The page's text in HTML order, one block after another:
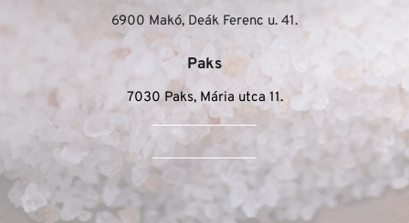
6900 Makó, Deák Ferenc u. 41.
Paks
7030 Paks, Mária utca 11.